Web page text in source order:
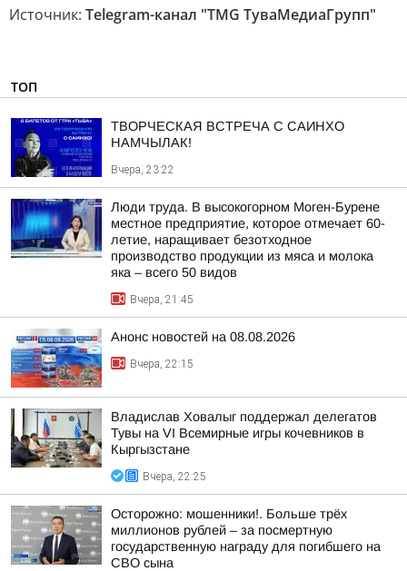
Источник: Telegram-канал "TMG ТуваМедиаГрупп"
ТОП
ТВОРЧЕСКАЯ ВСТРЕЧА С САИНХО
НАМЧЫЛАК!
Вчера, 23:22
Люди труда. В высокогорном Моген-Бурене
местное предприятие, которое отмечает 60-
летие, наращивает безотходное
производство продукции из мяса и молока
яка – всего 50 видов
Вчера, 21:45
Анонс новостей на 08.08.2026
Вчера, 22:15
Владислав Ховалыг поддержал делегатов
Тувы на VI Всемирные игры кочевников в
Кыргызстане
Вчера, 22:25
Осторожно: мошенники!. Больше трёх
миллионов рублей – за посмертную
государственную награду для погибшего на
СВО сына